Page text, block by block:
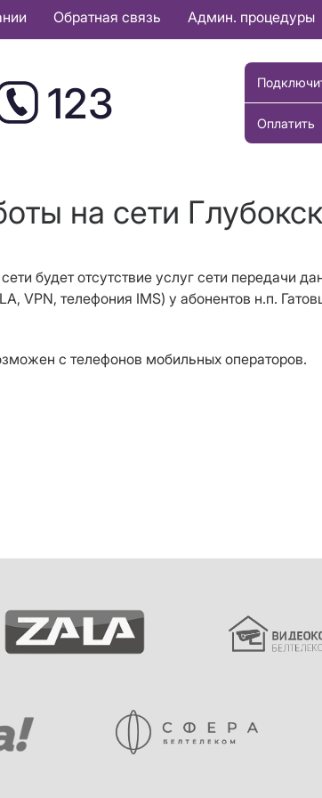
Обратная связь Админ. процедуры
123 Оплатить
на сети
будет отсутствие услуг сети передачи
VPN, телефония IMS) у абонентов н.п.
с телефонов мобильных операторов.